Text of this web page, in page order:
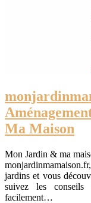
Ma Maison
Mon Jardin & ma
jardins et vous
suivez les conseils
facilement…